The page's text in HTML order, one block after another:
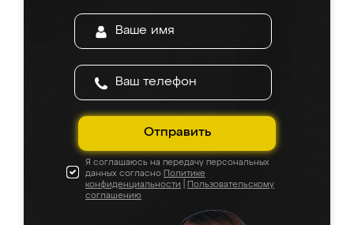
Отправить
Я соглашаюсь на передачу персональных
данных согласно Политике
конфиденциальности
Пользовательскому
соглашению